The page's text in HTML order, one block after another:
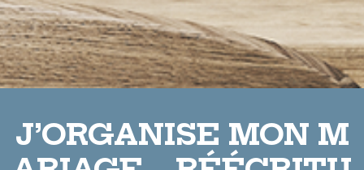
J’ORGANISE MON M